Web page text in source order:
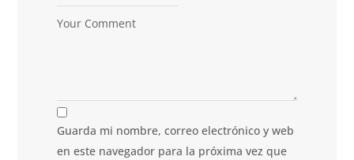
Guarda mi nombre, correo electrónico y web
en este navegador para la próxima vez que